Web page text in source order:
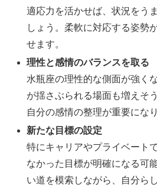
適応力を活かせば、状況をう
しょう。柔軟に対応する姿勢
せます。
理性と感情のバランスを取る
水瓶座の理性的な側面が強く
が揺さぶられる場面も増えそ
自分の感情の整理が重要にな
新たな目標の設定
特にキャリアやプライベート
なかった目標が明確になる可
い道を模索しながら、自分ら